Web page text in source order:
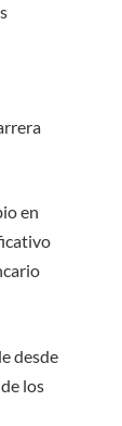
en
desde
los